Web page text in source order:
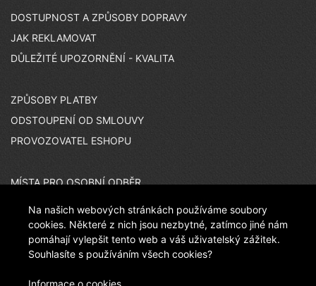
DOSTUPNOST A ZPŮSOBY DOPRAVY
JAK REKLAMOVAT
DŮLEŽITÉ UPOZORNĚNÍ - KVALITA
ZPŮSOBY PLATBY
ODSTOUPENÍ OD SMLOUVY
PROVOZOVATEL ESHOPU
MÍSTA PRO OSOBNÍ ODBĚR
ČASTO KLADENÉ OTÁZKY
Na našich webových stránkách používáme soubory
cookies. Některé z nich jsou nezbytné, zatímco jiné nám
pomáhají vylepšit tento web a váš uživatelský zážitek.
Souhlasíte s používáním všech cookies?
Informace o cookies